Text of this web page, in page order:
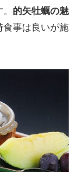
的矢牡蠣の魅
食事は良いが施